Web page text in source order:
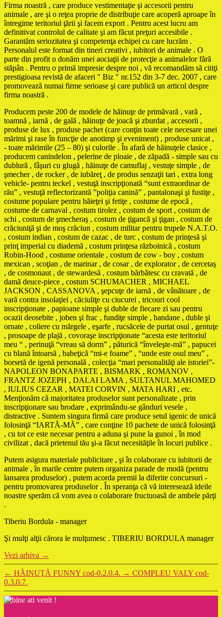
Firma noastră , care produce vestimentaţie şi accesorii pentru
animale , are şi o reţea proprie de distribuţie care acoperă aproape în
întregime teritoriul ţării şi facem export . Pentru acest lucru am
definitivat controlul de calitate şi am făcut preţuri accesibile .
Garantăm seriozitatea şi competenţa echipei cu care lucrăm .
Personalul este format din tineri creativi , iubitori de animale . O
parte din profit o donăm unei aociaţii de protecţie a animalelor fără
stăpân . Pentru o primă impresie despre noi , vă recomandăm să citiţi
prestigioasa revistă de afaceri " Biz " nr.152 din 3-7 dec. 2007 , care
promovează numai firme serioase şi care publică un articol despre
firma noastră .
Producem peste 200 de modele de hăinuţe de primăvară , vară ,
toamnă , iarnă , de gală , hăinuţe de joacă şi zburdat , accesorii ,
produse de lux , produse pachet (care conţin toate cele necesare unei
mărimi şi rase în funcţie de anotimp şi eveniment) , produse unicat ,
- toate mărimile (25 – 80) şi culorile . În afară de hăinuţele clasice ,
producem canindelon , pelerine de ploaie , de zăpadă - simple sau cu
dublură , fâşuri cu glugă , hăinuţe de camuflaj , vestuţe simple , de
şmecher , de rocker , de iubăreţ , de produs senzaţii tari , extra long
vehicle- pentru teckel , vestuţă inscripţionată “sunt extraordinar de
rău” , vestuţă reflectorizantă ”poliţia canină” , pantalonaşi şi fustiţe ,
costume populare pentru băieţei şi fetiţe , costume de epocă ,
costume de carnaval , costum tirolez , costum de sport , costum de
schi , costum de şmecheraş , costum de ţigancă şi ţigan , costum de
crăciuniţă şi de moş crăciun , costum militar pentru trupele N.A.T.O.
, costum indian , costum de cazac , de turc , costum de prinţesă şi
prinţ imperial cu diademă , costum prinţesa războinică , costum
Robin-Hood , costume orientale , costum de cow - boy , costum
mexican , scoţian , de marinar , de cosar , de explorator , de cercetaş
, de cosmonaut , de stewardesă , costum bărbătesc cu cravată , de
damă deuce-piece , costum SCHUMACHER , MICHAEL
JACKSON , CASSANOVA , şepcuţe de iarnă , de vânătoare , de
vară contra insolaţiei , căciuliţe cu ciucurei , tricouri cool
inscripţionate , papioane simple şi duble de fiecare zi sau pentru
ocazii deosebite , joben şi frac , fundiţe simple , bandane , duble şi
ornate , coliere cu mărgele , eşarfe , rucsăcele de purtat osul , gentuţe
, prosoape de plajă , covoraşe inscripţionate “acesta este teritoriul
meu “ , perinuţă “vreau să dorm” , păturică “înveleşte-mă” , papucei
cu blană întoarsă , babeţică “mi-e foame” , “unde este osul meu” ,
borsetă de igenă personală , colecţia “mari personalităţi ale istoriei”-
NAPOLEON BONAPARTE , BISMARK , ROMANOV ,
FRANTZ JOZEPH , DALAI LAMA , SULTANUL MAHOMED
, IULIUS CEZAR , MATEI CORVIN , MATA HARI , etc.
Menţionăm că majoritatea produselor sunt personalizate , prin
inscripţionare sau brodare , exprimându-se gânduri vesele ,
distractive . Suntem singura firmă care produce setul igenic de unică
folosinţă “IARTĂ-MĂ” , care conţine 10 pachete de unică folosinţă
, cu tot ce este necesar pentru a aduna şi pune la gunoi , în mod
civilizat , dacă prietenul tău şi-a făcut necesităţile în locuri publice .
Putem asigura materiale publicitare , şi în colaborare cu iubitorii de
animale , în marile centre putem organiza parade de modă (pentru
lansarea produselor) , putem acorda premii la diferite concursuri -
pentru promovarea produselor . În speranţa că vă interesează ideile
noastre sperăm că vom avea o colaborare fructuoasă de ambele părţi
.
Tiberiu Bordula - manager
Şi mulţi alţii cărora le mulţumesc . TIBERIU BORDULA manager
Vezi arhiva →
← HĂINUŢĂ FUNNY cod-0.2.0.4. → COMPLEU VALY cod-
0.3.0.7.